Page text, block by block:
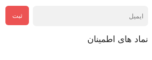
ثبت
نماد های اطمینان